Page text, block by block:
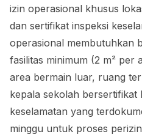
izin operasional khusus
dan sertifikat inspeksi
operasional membutuhkan
fasilitas minimum (2 m² per
area bermain luar, ruang
kepala sekolah
keselamatan yang
minggu untuk proses